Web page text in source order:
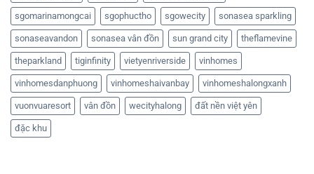
sgomarinamongcai sgophuctho sgowecity sonasea sparkling
sonaseavandon sonasea vân đồn sun grand city theflamevine
theparkland tiginfinity vietyenriverside vinhomes
vinhomesdanphuong vinhomeshaivanbay vinhomeshalongxanh
vuonvuaresort vân đồn wecityhalong đất nền việt yên
đặc khu